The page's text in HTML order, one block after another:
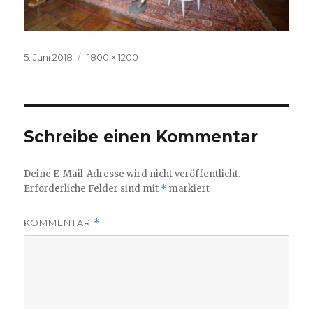
Veröffentlicht
5. Juni 2018
Volle
1800 × 1200
Schreibe einen Kommentar
Deine E-Mail-Adresse wird nicht veröffentlicht.
Erforderliche Felder sind mit * markiert
KOMMENTAR *